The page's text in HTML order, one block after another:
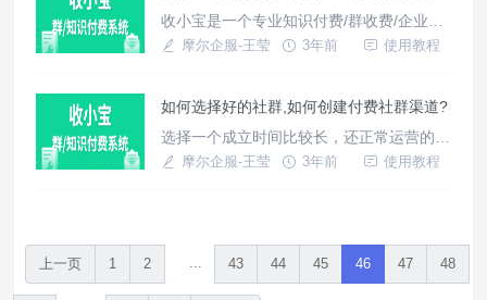
收小宝是一个专业知识付费/群收费/企业收
款系统，支持支付宝、微信快速接入收款；
摩尔企服-王莹 3年前 使用教程
如何选择好的社群,如何创建付费社群渠道?
选择一个成立时间比较长，还正常运营的社
群。除了看行业内的能力，作品，口碑和影
摩尔企服-王莹 3年前 使用教程
上一页 1 2 ... 43 44 45 46 47 48